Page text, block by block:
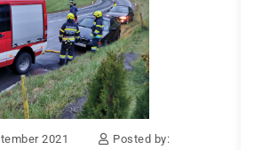
2021
Posted by: